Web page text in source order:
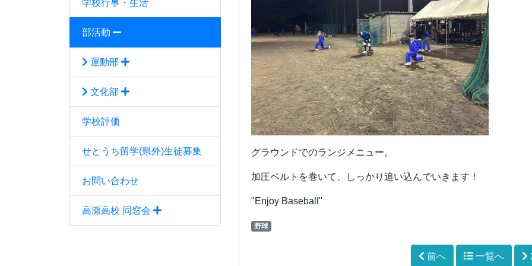
学校行事・生活
部活動
運動部
文化部
学校評価
せとうち留学(県外)生徒募集
お問い合わせ
高瀬高校 同窓会
グラウンドでのランジメニュー。
加圧ベルトを巻いて、しっかり追い込んでいきます！
"Enjoy Baseball"
野球
前へ 一覧へ